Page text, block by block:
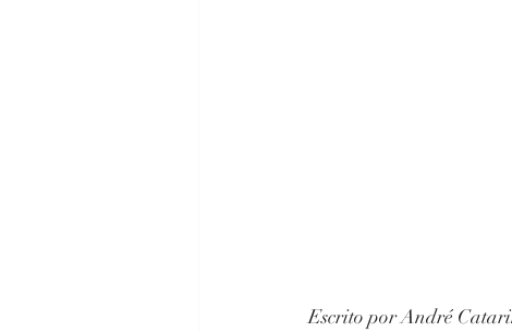
Escrito por André